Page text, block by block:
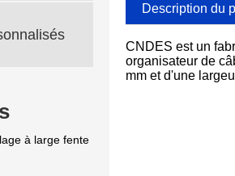
à large fente
Description du
CNDES est un
organisateur de
mm et d'une